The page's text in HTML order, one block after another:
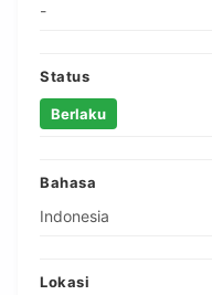
-
Status
Berlaku
Bahasa
Indonesia
Lokasi